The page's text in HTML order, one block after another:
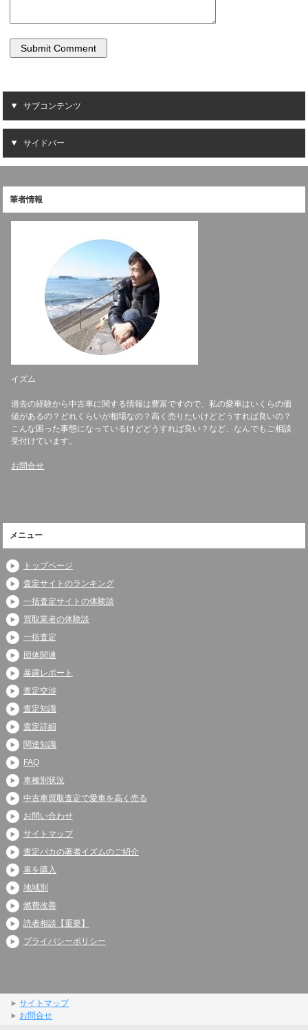
サブコンテンツ
サイドバー
筆者情報
イズム
過去の経験から中古車に関する情報は豊富ですので、私の愛車はいくらの価
値があるの？どれくらいが相場なの？高く売りたいけどどうすれば良いの？
こんな困った事態になっているけどどうすれば良い？など、なんでもご相談
受付けています。
お問合せ
メニュー
トップページ
査定サイトのランキング
一括査定サイトの体験談
買取業者の体験談
一括査定
団体関連
暴露レポート
査定交渉
査定知識
査定詳細
関連知識
FAQ
車種別状況
中古車買取査定で愛車を高く売る
お問い合わせ
サイトマップ
査定バカの著者イズムのご紹介
車を購入
地域別
燃費改善
読者相談【重要】
プライバシーポリシー
サイトマップ
お問合せ